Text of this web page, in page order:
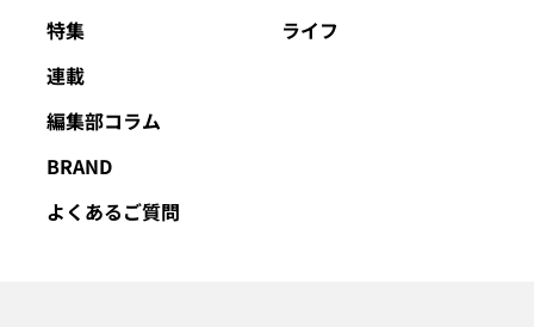
特集
連載
編集部コラム
BRAND
よくあるご質問
ライフ